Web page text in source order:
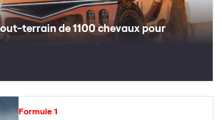
terrain de 1100 chevaux pour
Formule 1